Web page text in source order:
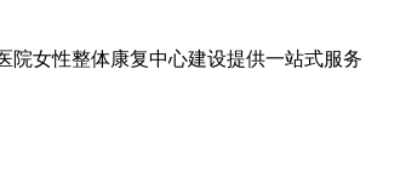
院女性整体康复中心建设提供一站式服务